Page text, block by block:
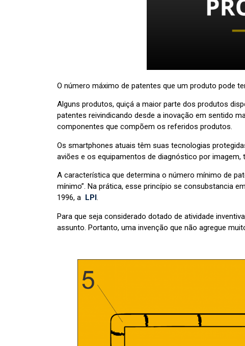
O número máximo de patentes que um produto pode
Alguns produtos, quiçá a maior parte dos produtos
patentes reivindicando desde a inovação em sentido
componentes que compõem os referidos produtos.
Os smartphones atuais têm suas tecnologias
aviões e os equipamentos de diagnóstico por imagem,
A característica que determina o número mínimo de
mínimo”. Na prática, esse princípio se consubstancia
1996, a LPI.
Para que seja considerado dotado de atividade
assunto. Portanto, uma invenção que não agregue